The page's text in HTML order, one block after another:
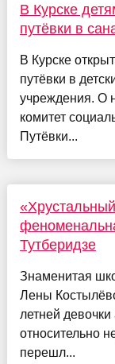
В Курске
путёвки в
В Курске
путёвки в
учреждения. О
комитет
Путёвки...
Тутберидзе
Знаменитая
Лены
летней
относительно
перешл...